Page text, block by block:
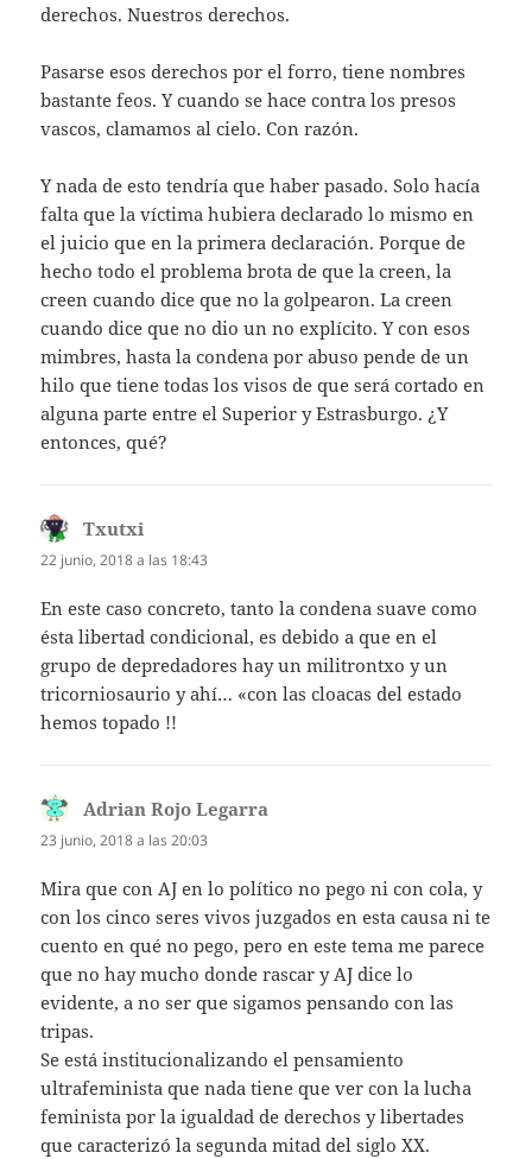
derechos. Nuestros derechos.
Pasarse esos derechos por el forro, tiene nombres
bastante feos. Y cuando se hace contra los presos
vascos, clamamos al cielo. Con razón.
Y nada de esto tendría que haber pasado. Solo hacía
falta que la víctima hubiera declarado lo mismo en
el juicio que en la primera declaración. Porque de
hecho todo el problema brota de que la creen, la
creen cuando dice que no la golpearon. La creen
cuando dice que no dio un no explícito. Y con esos
mimbres, hasta la condena por abuso pende de un
hilo que tiene todas los visos de que será cortado en
alguna parte entre el Superior y Estrasburgo. ¿Y
entonces, qué?
Txutxi
22 junio, 2018 a las 18:43
En este caso concreto, tanto la condena suave como
ésta libertad condicional, es debido a que en el
grupo de depredadores hay un militrontxo y un
tricorniosaurio y ahí… «con las cloacas del estado
hemos topado !!
Adrian Rojo Legarra
23 junio, 2018 a las 20:03
Mira que con AJ en lo político no pego ni con cola, y
con los cinco seres vivos juzgados en esta causa ni te
cuento en qué no pego, pero en este tema me parece
que no hay mucho donde rascar y AJ dice lo
evidente, a no ser que sigamos pensando con las
tripas.
Se está institucionalizando el pensamiento
ultrafeminista que nada tiene que ver con la lucha
feminista por la igualdad de derechos y libertades
que caracterizó la segunda mitad del siglo XX.